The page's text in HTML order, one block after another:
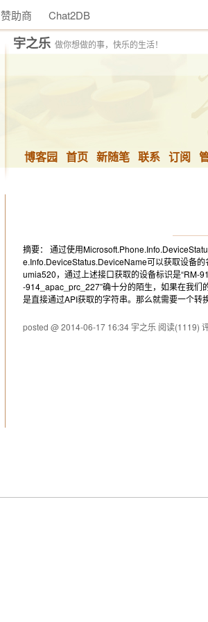
赞助商 Chat2DB
宇之乐 做你想做的事，快乐的生活！
博客园 首页 新随笔 联系 订阅
摘要： 通过使用
e.Info.DeviceStatus.DeviceName可以获取设备
umia520，通过上述接口获取的设备标识是“RM-
-914_apac_prc_227”确十分的陌生，如果在我们
是直接通过API获取的字符串。那么就需要一个转
posted @ 2014-06-17 16:34 宇之乐 阅读(1119)